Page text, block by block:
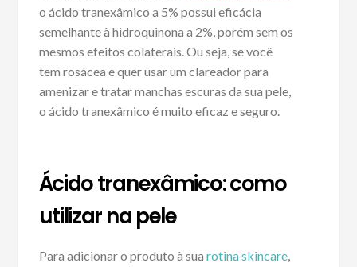
o ácido tranexâmico a 5% possui eficácia
semelhante à hidroquinona a 2%, porém sem os
mesmos efeitos colaterais. Ou seja, se você
tem rosácea e quer usar um clareador para
amenizar e tratar manchas escuras da sua pele,
o ácido tranexâmico é muito eficaz e seguro.
Ácido tranexâmico: como
utilizar na pele
Para adicionar o produto à sua rotina skincare,